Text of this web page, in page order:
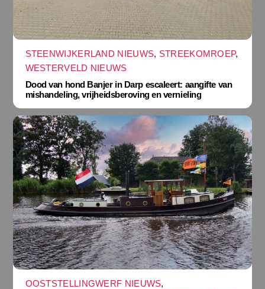
STEENWIJKERLAND NIEUWS, STREEKOMROEP,
WESTERVELD NIEUWS
Dood van hond Banjer in Darp escaleert: aangifte van
mishandeling, vrijheidsberoving en vernieling
OOSTSTELLINGWERF NIEUWS,